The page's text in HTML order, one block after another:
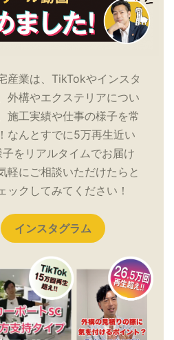
産業は、TikTokやインスタ
外構やエクステリアについ
施工実績や仕事の様子を常
なんとすでに5万再生近い
をリアルタイムでお届け
軽にご相談いただけたらと
ックしてみてください！
インスタグラム